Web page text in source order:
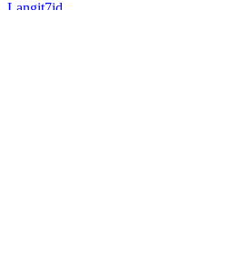
Langit7id